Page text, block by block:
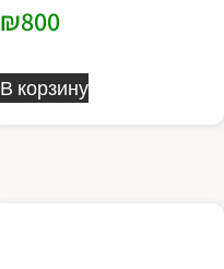
₪800
В корзину